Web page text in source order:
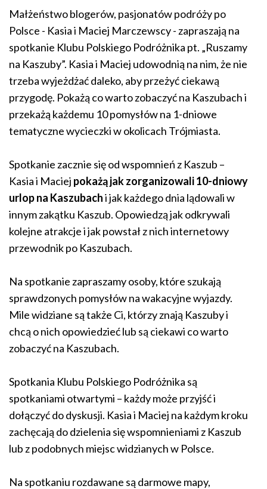
Małżeństwo blogerów, pasjonatów podróży po
Polsce - Kasia i Maciej Marczewscy - zapraszają na
spotkanie Klubu Polskiego Podróżnika pt. „Ruszamy
na Kaszuby”. Kasia i Maciej udowodnią na nim, że nie
trzeba wyjeżdżać daleko, aby przeżyć ciekawą
przygodę. Pokażą co warto zobaczyć na Kaszubach i
przekażą każdemu 10 pomysłów na 1-dniowe
tematyczne wycieczki w okolicach Trójmiasta.
Spotkanie zacznie się od wspomnień z Kaszub –
Kasia i Maciej pokażą jak zorganizowali 10-dniowy
urlop na Kaszubachi jak każdego dnia lądowali w
innym zakątku Kaszub. Opowiedzą jak odkrywali
kolejne atrakcje i jak powstał z nich internetowy
przewodnik po Kaszubach.
Na spotkanie zapraszamy osoby, które szukają
sprawdzonych pomysłów na wakacyjne wyjazdy.
Mile widziane są także Ci, którzy znają Kaszuby i
chcą o nich opowiedzieć lub są ciekawi co warto
zobaczyć na Kaszubach.
Spotkania Klubu Polskiego Podróżnika są
spotkaniami otwartymi – każdy może przyjść i
dołączyć do dyskusji. Kasia i Maciej na każdym kroku
zachęcają do dzielenia się wspomnieniami z Kaszub
lub z podobnych miejsc widzianych w Polsce.
Na spotkaniu rozdawane są darmowe mapy,